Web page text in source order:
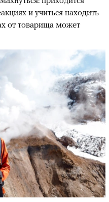
и учиться находить
от товарища может